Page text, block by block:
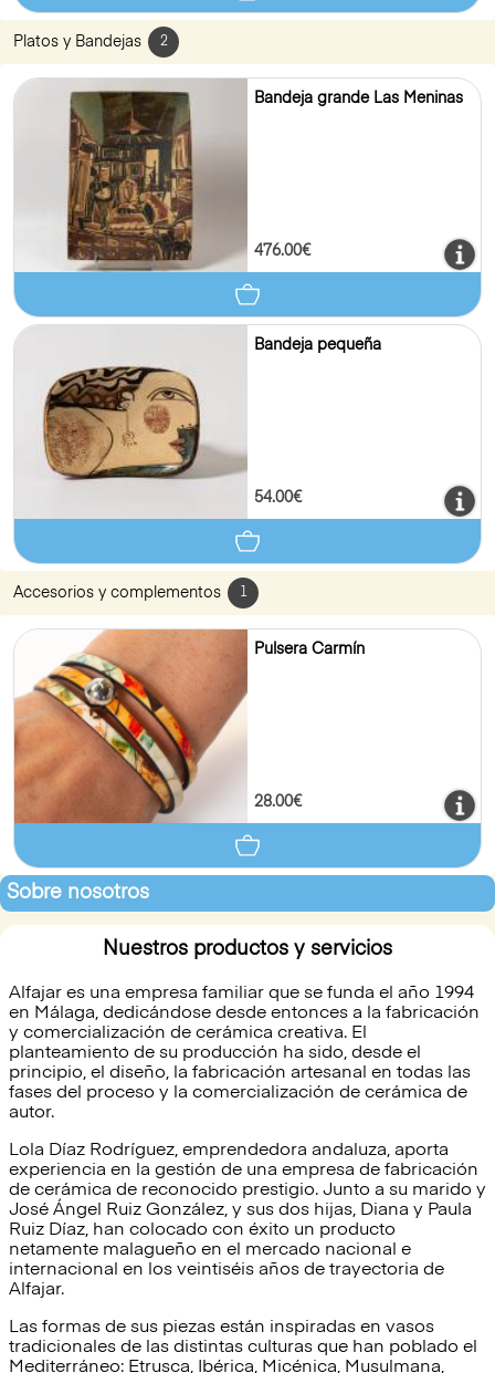
Platos y Bandejas 2
Bandeja grande Las Meninas
476.00€
Bandeja pequeña
54.00€
Accesorios y complementos 1
Pulsera Carmín
28.00€
Sobre nosotros
Nuestros productos y servicios
Alfajar es una empresa familiar que se funda el año 1994
en Málaga, dedicándose desde entonces a la fabricación
y comercialización de cerámica creativa. El
planteamiento de su producción ha sido, desde el
principio, el diseño, la fabricación artesanal en todas las
fases del proceso y la comercialización de cerámica de
autor.
Lola Díaz Rodríguez, emprendedora andaluza, aporta
experiencia en la gestión de una empresa de fabricación
de cerámica de reconocido prestigio. Junto a su marido y
José Ángel Ruiz González, y sus dos hijas, Diana y Paula
Ruiz Díaz, han colocado con éxito un producto
netamente malagueño en el mercado nacional e
internacional en los veintiséis años de trayectoria de
Alfajar.
Las formas de sus piezas están inspiradas en vasos
tradicionales de las distintas culturas que han poblado el
Mediterráneo: Etrusca, Ibérica, Micénica, Musulmana,